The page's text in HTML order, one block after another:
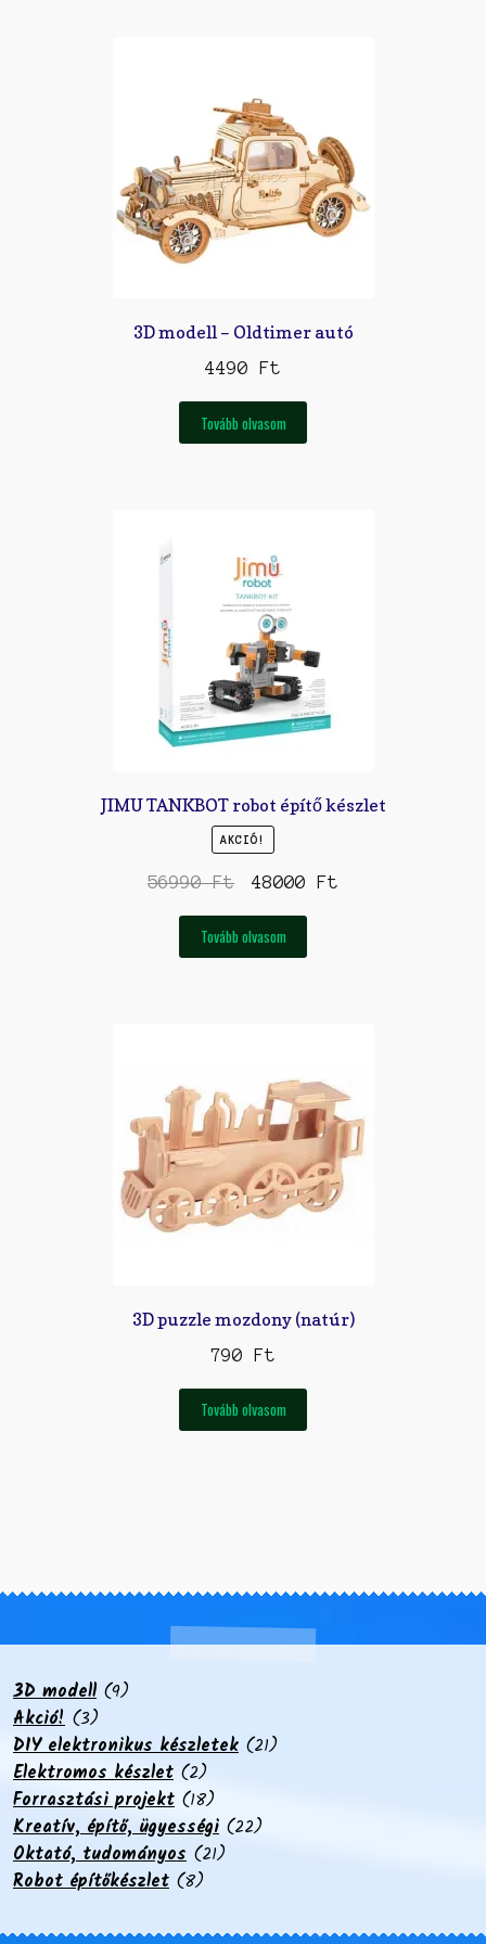
3D modell – Oldtimer autó
4490 Ft
Tovább olvasom
JIMU TANKBOT robot építő készlet
AKCIÓ!
56990Ft
Original
48000 Ft
Tovább olvasom
3D puzzle mozdony (natúr)
790 Ft
Tovább olvasom
3D modell 99
Akció! 33
termék
DIY elektronikus készletek 2121
Elektromos készlet 22
termék
Forrasztási projekt 1818
termék
Kreatív, építő, ügyességi 2222
Oktató, tudományos 2121
Robot építőkészlet 88